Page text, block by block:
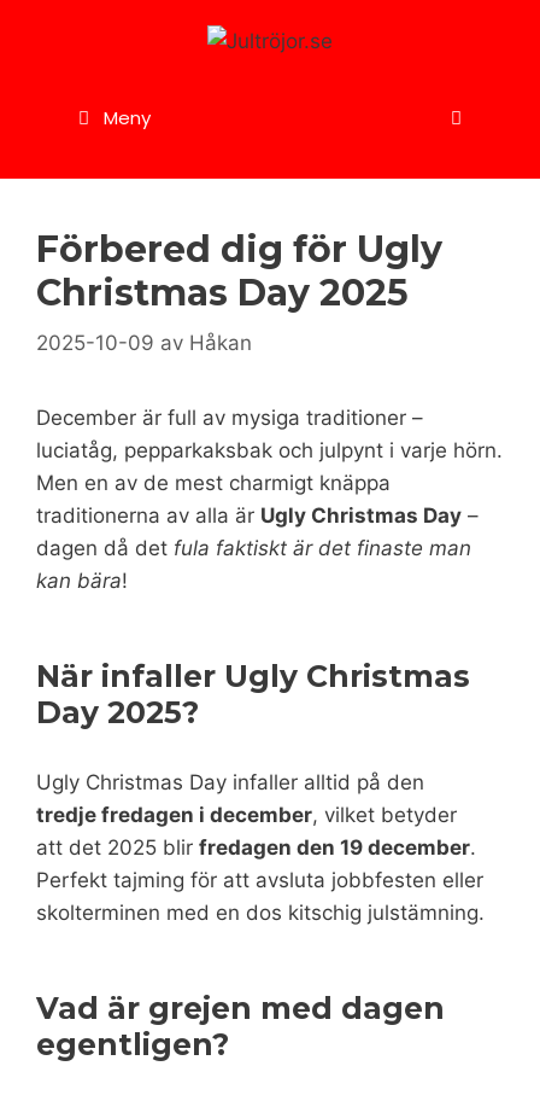
Meny
Förbered dig för Ugly
Christmas Day 2025
2025-10-09 av Håkan
December är full av mysiga traditioner –
luciatåg, pepparkaksbak och julpynt i varje hörn.
Men en av de mest charmigt knäppa
traditionerna av alla är Ugly Christmas Day –
dagen då det fula faktiskt är det finaste man
kan bära!
När infaller Ugly Christmas
Day 2025?
Ugly Christmas Day infaller alltid på den
tredje fredagen i december, vilket betyder
att det 2025 blir fredagen den 19 december.
Perfekt tajming för att avsluta jobbfesten eller
skolterminen med en dos kitschig julstämning.
Vad är grejen med dagen
egentligen?